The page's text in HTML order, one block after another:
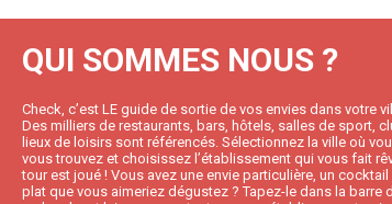
QUI SOMMES NOUS ?
Check, c’est LE guide de sortie de vos envies dans votre
Des milliers de restaurants, bars, hôtels, salles de sport,
lieux de loisirs sont référencés. Sélectionnez la ville où
vous trouvez et choisissez l’établissement qui vous fait
tour est joué ! Vous avez une envie particulière, un cocktail
plat que vous aimeriez dégustez ? Tapez-le dans la barre